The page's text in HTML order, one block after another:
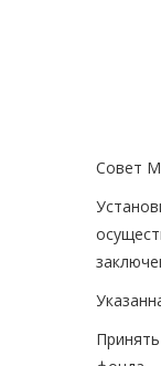
Совет